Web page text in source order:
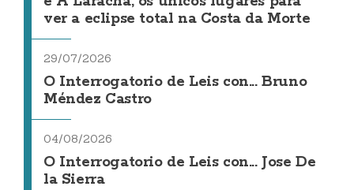
ver a eclipse total na Costa da Morte
29/07/2026
O Interrogatorio de Leis con... Bruno
Méndez Castro
04/08/2026
O Interrogatorio de Leis con... Jose De
la Sierra